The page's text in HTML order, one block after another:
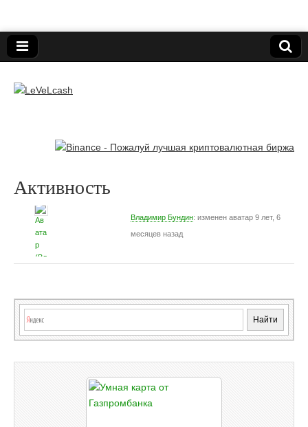
LeVeLcash
Активность
Владимир Бундин: изменен аватар 9 лет, 6
месяцев назад